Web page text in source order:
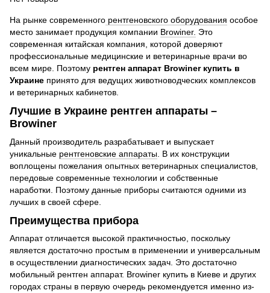
На рынке современного рентгеновского оборудования особое
место занимает продукция компании Browiner. Это
современная китайская компания, которой доверяют
профессиональные медицинские и ветеринарные врачи во
всем мире. Поэтому рентген аппарат Browinerкупить в
Украине принято для ведущих животноводческих комплексов
и ветеринарных кабинетов.
Лучшие в Украине рентген аппараты –
Browiner
Данный производитель разрабатывает и выпускает
уникальные рентгеновские аппараты . В их конструкции
воплощены пожелания опытных ветеринарных специалистов,
передовые современные технологии и собственные
наработки. Поэтому данные приборы считаются одними из
лучших в своей сфере.
Преимущества прибора
Аппарат отличается высокой практичностью, поскольку
является достаточно простым в применении и универсальным
в осуществлении диагностических задач. Это достаточно
мобильный рентген аппарат. Browiner купить в Киеве и других
городах страны в первую очередь рекомендуется именно из-